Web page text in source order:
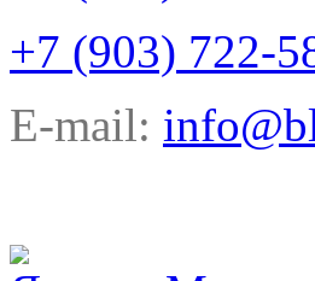
+7 (903) 722-
E-mail: